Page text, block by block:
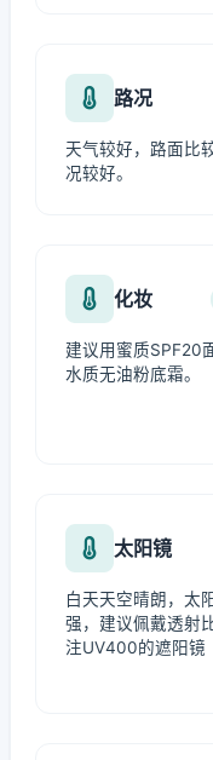
路况
天气较好，路面比
况较好。
化妆
建议用蜜质SPF20
水质无油粉底霜。
太阳镜
白天天空晴朗，太
强，建议佩戴透射
注UV400的遮阳镜